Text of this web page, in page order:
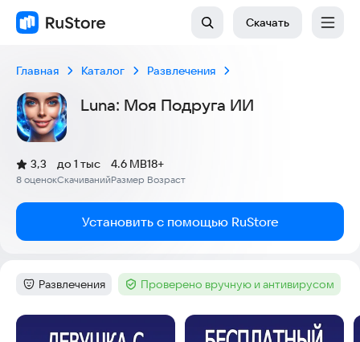
Скачать
Главная Каталог Развлечения
Luna: Моя Подруга ИИ
Рейтинг:
3,3
(
8 оценок
)
Скачиваний
до 1 тыс
Размер
4.6 MB
Возраст
18+
Установить с помощью RuStore
Категория:
Развлечения Тег :Проверено вручную и антивирусом
Скриншоты